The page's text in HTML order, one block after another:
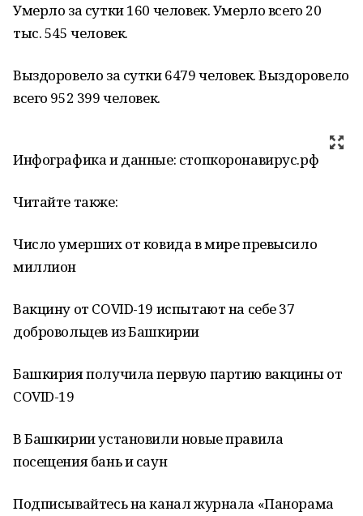
Умерло за сутки 160 человек. Умерло всего 20
тыс. 545 человек.
Выздоровело за сутки 6479 человек. Выздоровело
всего 952 399 человек.
Инфографика и данные: стопкоронавирус.рф
Читайте также:
Число умерших от ковида в мире превысило
миллион
Вакцину от COVID-19 испытают на себе 37
добровольцев из Башкирии
Башкирия получила первую партию вакцины от
COVID-19
В Башкирии установили новые правила
посещения бань и саун
Подписывайтесь на канал журнала «Панорама